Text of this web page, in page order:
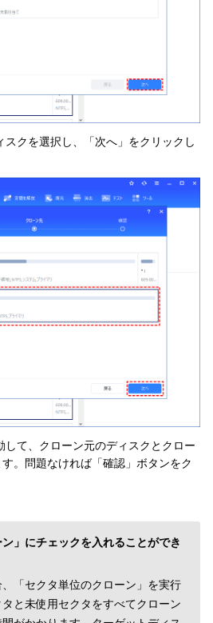
スクを選択し、「次へ」をクリックし
して、クローン元のディスクとクロー
。問題なければ「確認」ボタンをク
ン」にチェックを入れることができ
「セクタ単位のクローン」を実行
と未使用セクタをすべてクローン